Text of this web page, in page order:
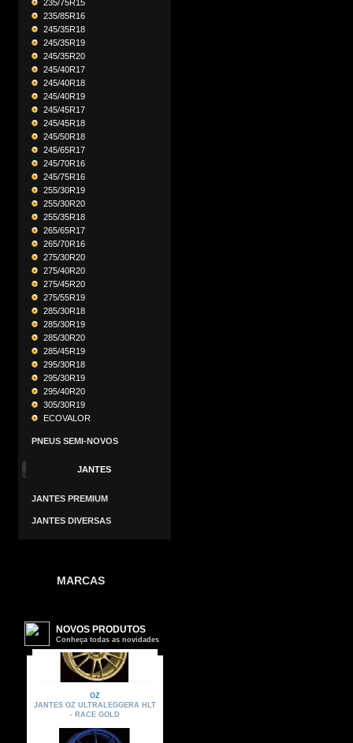
235/75R15
235/85R16
245/35R18
245/35R19
245/35R20
245/40R17
245/40R18
245/40R19
245/45R17
245/45R18
245/50R18
245/65R17
245/70R16
245/75R16
255/30R19
255/30R20
255/35R18
265/65R17
265/70R16
275/30R20
275/40R20
275/45R20
275/55R19
285/30R18
285/30R19
285/30R20
285/45R19
295/30R18
295/30R19
295/40R20
305/30R19
ECOVALOR
PNEUS SEMI-NOVOS
JANTES
JANTES PREMIUM
JANTES DIVERSAS
MARCAS